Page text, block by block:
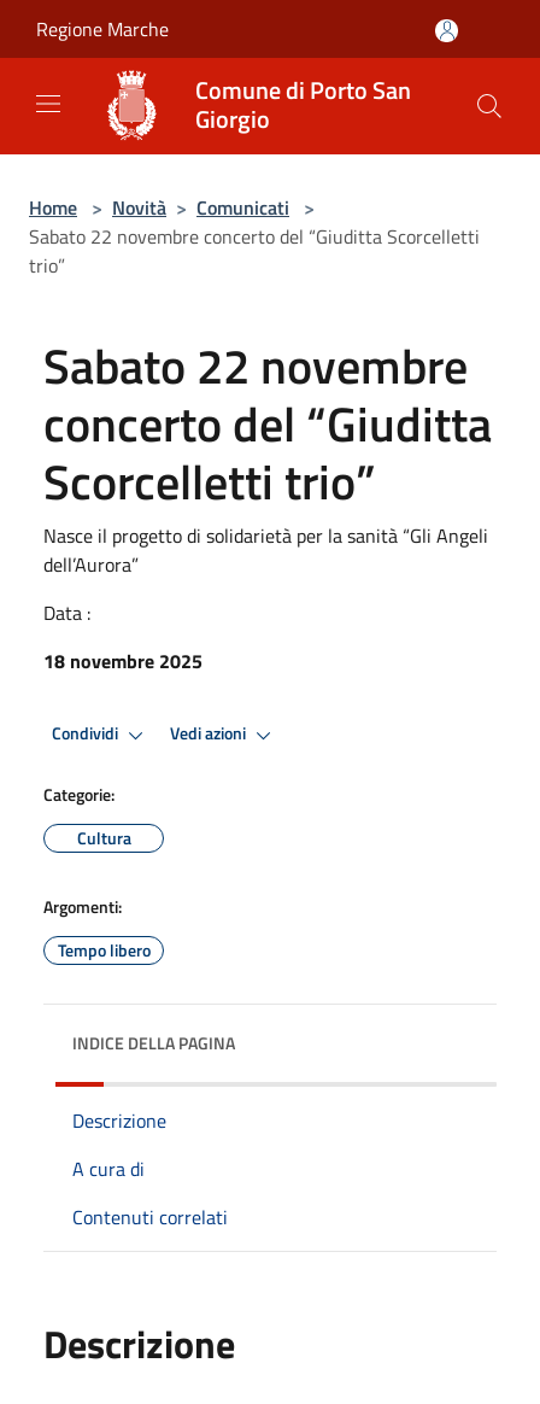
Regione Marche
Comune di Porto San
Giorgio
Home > Novità > Comunicati >
Sabato 22 novembre concerto del “Giuditta Scorcelletti
trio”
Sabato 22 novembre
concerto del “Giuditta
Scorcelletti trio”
Nasce il progetto di solidarietà per la sanità “Gli Angeli
dell’Aurora”
Data :
18 novembre 2025
Condividi Vedi azioni
Categorie:
Cultura
Argomenti:
Tempo libero
INDICE DELLA PAGINA
Descrizione
A cura di
Contenuti correlati
Descrizione